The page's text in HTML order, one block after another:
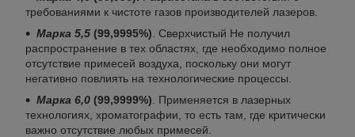
требованиями к чистоте газов производителей лазеров.
Марка 5,5 (99,9995%). Сверхчистый He получил
распространение в тех областях, где необходимо полное
отсутствие примесей воздуха, поскольку они могут
негативно повлиять на технологические процессы.
Марка 6,0 (99,9999%). Применяется в лазерных
технологиях, хроматографии, то есть там, где критически
важно отсутствие любых примесей.